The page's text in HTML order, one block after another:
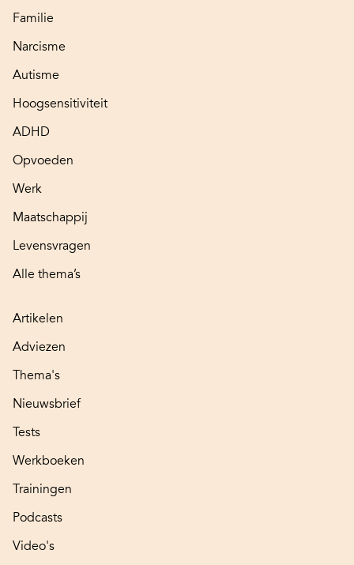
Familie
Narcisme
Autisme
Hoogsensitiviteit
ADHD
Opvoeden
Werk
Maatschappij
Levensvragen
Alle thema’s
Artikelen
Adviezen
Thema's
Nieuwsbrief
Tests
Werkboeken
Trainingen
Podcasts
Video's